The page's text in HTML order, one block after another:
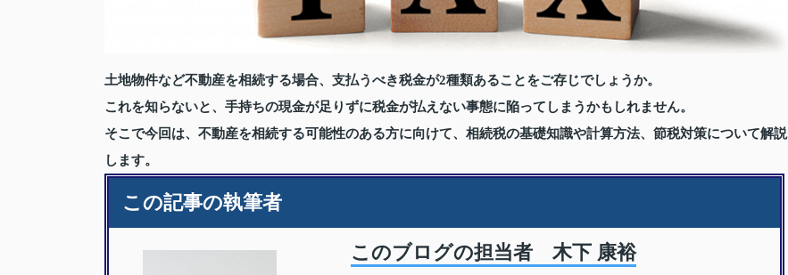
土地物件など不動産を相続する場合、支払うべき税金が2種類あることをご存じでしょうか。
これを知らないと、手持ちの現金が足りずに税金が払えない事態に陥ってしまうかもしれません。
そこで今回は、不動産を相続する可能性のある方に向けて、相続税の基礎知識や計算方法、節税対策について解説
します。
この記事の執筆者
このブログの担当者 木下 康裕